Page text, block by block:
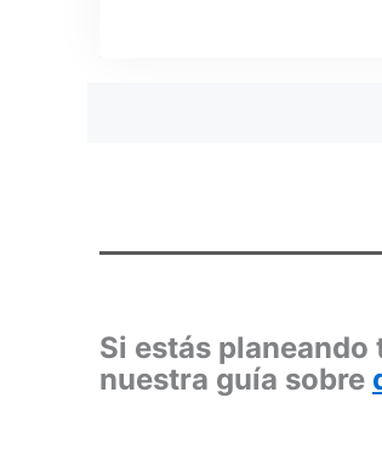
Si estás
nuestra guía sobre